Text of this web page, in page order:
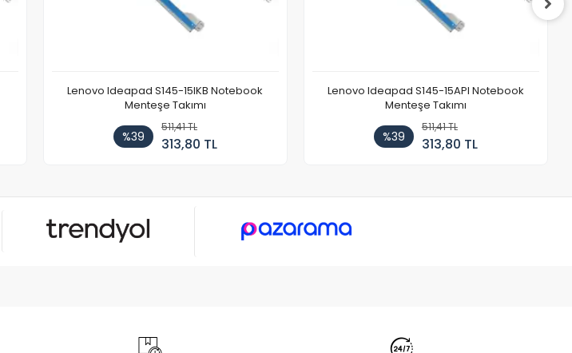
Lenovo Ideapad S145-15IKB Notebook
Menteşe Takımı
%39
511,41 TL
313,80 TL
Lenovo Ideapad S145-15API Notebook
Menteşe Takımı
%39
511,41 TL
313,80 TL